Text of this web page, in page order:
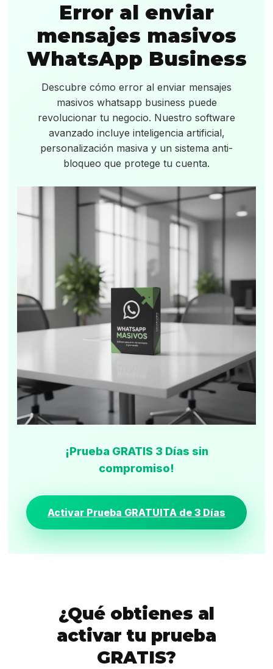
Error al enviar
mensajes masivos
WhatsApp Business
Descubre cómo error al enviar mensajes
masivos whatsapp business puede
revolucionar tu negocio. Nuestro software
avanzado incluye inteligencia artificial,
personalización masiva y un sistema anti-
bloqueo que protege tu cuenta.
¡Prueba GRATIS 3 Días sin
compromiso!
Activar Prueba GRATUITA de 3 Días
¿Qué obtienes al
activar tu prueba
GRATIS?